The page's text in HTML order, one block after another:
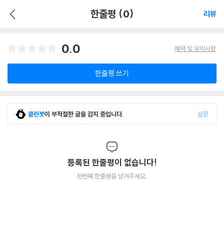
한줄평 (0) 리뷰
0.0 혜택 및 유의사항
한줄평 쓰기
클린봇이 부적절한 글을 감지 중입니다. 설정
등록된 한줄평이 없습니다!
첫번째 한줄평을 남겨주세요.